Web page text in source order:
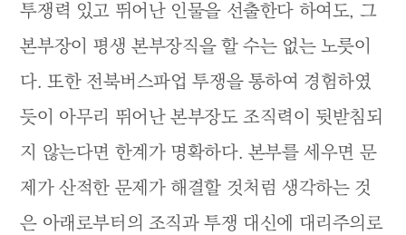
투쟁력 있고 뛰어난 인물을 선출한다 하여도, 그
본부장이 평생 본부장직을 할 수는 없는 노릇이
다. 또한 전북버스파업 투쟁을 통하여 경험하였
듯이 아무리 뛰어난 본부장도 조직력이 뒷받침되
지 않는다면 한계가 명확하다. 본부를 세우면 문
제가 산적한 문제가 해결할 것처럼 생각하는 것
은 아래로부터의 조직과 투쟁 대신에 대리주의로